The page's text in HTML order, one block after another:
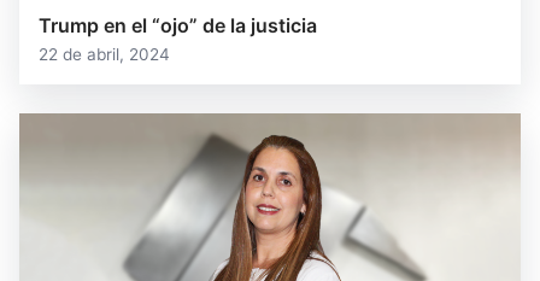
Trump en el “ojo” de la justicia
22 de abril, 2024